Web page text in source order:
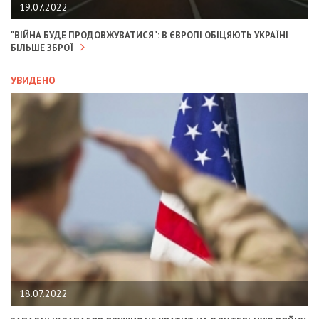
19.07.2022
"ВІЙНА БУДЕ ПРОДОВЖУВАТИСЯ": В ЄВРОПІ ОБІЦЯЮТЬ УКРАЇНІ
БІЛЬШЕ ЗБРОЇ
УВИДЕНО
18.07.2022